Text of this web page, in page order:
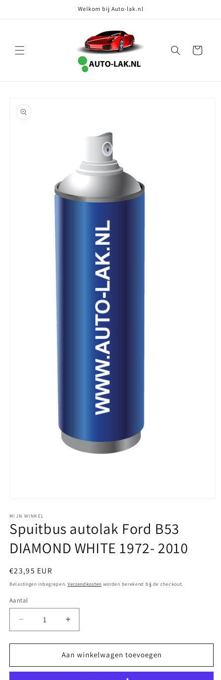
Welkom bij Auto-lak.nl
Winkelwagen
openen
in
modaal
MIJN WINKEL
Spuitbus autolak Ford B53
DIAMOND WHITE 1972- 2010
Normale
prijs
€23,95 EUR
Belastingen inbegrepen. Verzendkosten worden berekend bij de checkout.
Aantal
Aantal
verlagen
voor
autolak
Aantal
verhogen
voor
Spuitbus
autolak
Aan winkelwagen toevoegen